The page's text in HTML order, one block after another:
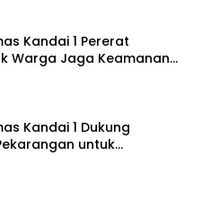
Kandai 1 Pererat
Warga Jaga Keamanan
Kandai 1 Dukung
untuk
Menuju Indonesia Emas